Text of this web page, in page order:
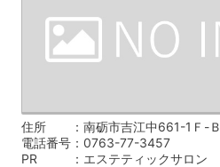
住所
南砺市吉江中661-1Ｆ-Ｂ
電話番号
0763-77-3457
PR
エステティックサロン